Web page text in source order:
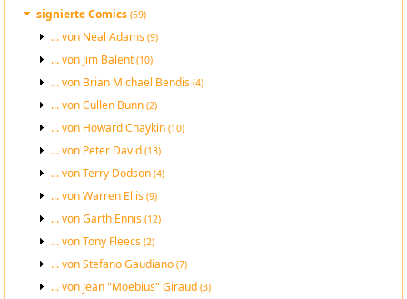
signierte Comics(69)
... von Neal Adams(9)
... von Jim Balent(10)
... von Brian Michael Bendis(4)
... von Cullen Bunn(2)
... von Howard Chaykin(10)
... von Peter David(13)
... von Terry Dodson(4)
... von Warren Ellis(9)
... von Garth Ennis(12)
... von Tony Fleecs(2)
... von Stefano Gaudiano(7)
... von Jean "Moebius" Giraud(3)